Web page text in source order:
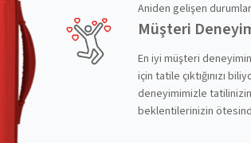
Aniden gelişen
Müşteri
En iyi müşteri
için tatile çıktığınızı
deneyimimizle tatilinizin
beklentilerinizin